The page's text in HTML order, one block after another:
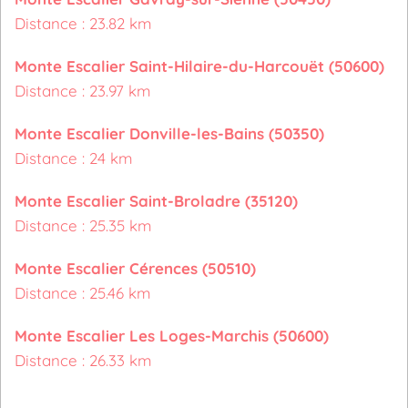
Distance : 23.82 km
Monte Escalier Saint-Hilaire-du-Harcouët (50600)
Distance : 23.97 km
Monte Escalier Donville-les-Bains (50350)
Distance : 24 km
Monte Escalier Saint-Broladre (35120)
Distance : 25.35 km
Monte Escalier Cérences (50510)
Distance : 25.46 km
Monte Escalier Les Loges-Marchis (50600)
Distance : 26.33 km